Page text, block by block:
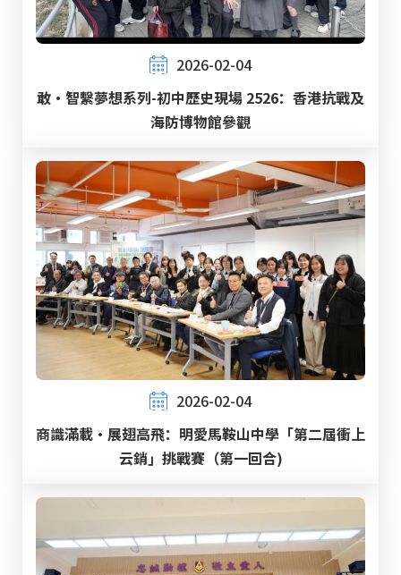
2026-02-04
敢‧智繫夢想系列-初中歷史現場 2526：香港抗戰及
海防博物館參觀
2026-02-04
商識滿載‧展翅高飛：明愛馬鞍山中學「第二屆衝上
云銷」挑戰賽（第一回合)